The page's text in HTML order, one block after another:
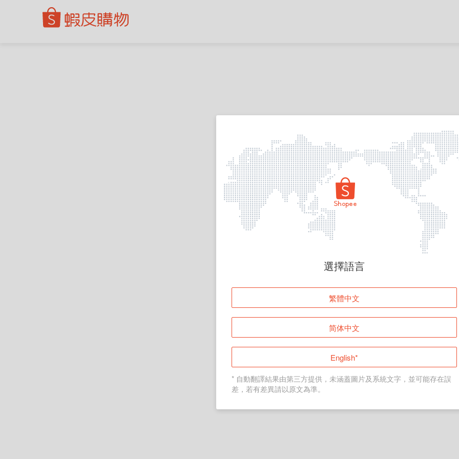
頁面無法顯示
登入
返回首頁
選擇語言
繁體中文
简体中文
English*
* 自動翻譯結果由第三方提供，未涵蓋圖片及系統文字，並可能存在誤
差，若有差異請以原文為準。